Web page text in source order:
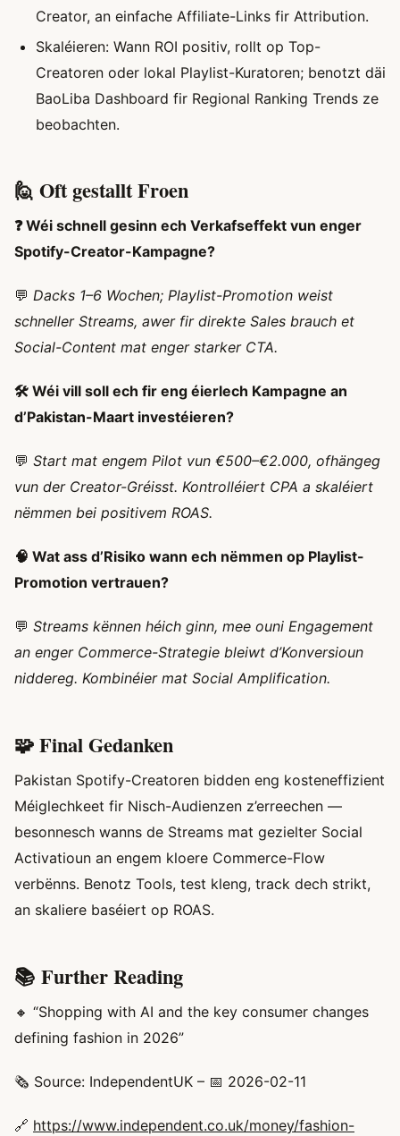
Creator, an einfache Affiliate-Links fir Attribution.
Skaléieren: Wann ROI positiv, rollt op Top-
Creatoren oder lokal Playlist-Kuratoren; benotzt däi
BaoLiba Dashboard fir Regional Ranking Trends ze
beobachten.
🙋 Oft gestallt Froen
❓ Wéi schnell gesinn ech Verkafseffekt vun enger
Spotify-Creator-Kampagne?
💬 Dacks 1–6 Wochen; Playlist-Promotion weist
schneller Streams, awer fir direkte Sales brauch et
Social-Content mat enger starker CTA.
🛠️ Wéi vill soll ech fir eng éierlech Kampagne an
d’Pakistan-Maart investéieren?
💬 Start mat engem Pilot vun €500–€2.000, ofhängeg
vun der Creator-Gréisst. Kontrolléiert CPA a skaléiert
nëmmen bei positivem ROAS.
🧠 Wat ass d’Risiko wann ech nëmmen op Playlist-
Promotion vertrauen?
💬 Streams kënnen héich ginn, mee ouni Engagement
an enger Commerce-Strategie bleiwt d’Konversioun
niddereg. Kombinéier mat Social Amplification.
🧩 Final Gedanken
Pakistan Spotify-Creatoren bidden eng kosteneffizient
Méiglechkeet fir Nisch-Audienzen z’erreechen —
besonnesch wanns de Streams mat gezielter Social
Activatioun an engem kloere Commerce-Flow
verbënns. Benotz Tools, test kleng, track dech strikt,
an skaliere baséiert op ROAS.
📚 Further Reading
🔸 “Shopping with AI and the key consumer changes
defining fashion in 2026”
🗞️ Source: IndependentUK – 📅 2026-02-11
🔗 https://www.independent.co.uk/money/fashion-